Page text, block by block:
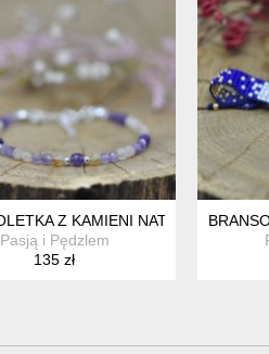
Z KAMIENI NATURALNYCH -
Pasją i Pędzlem
135 zł